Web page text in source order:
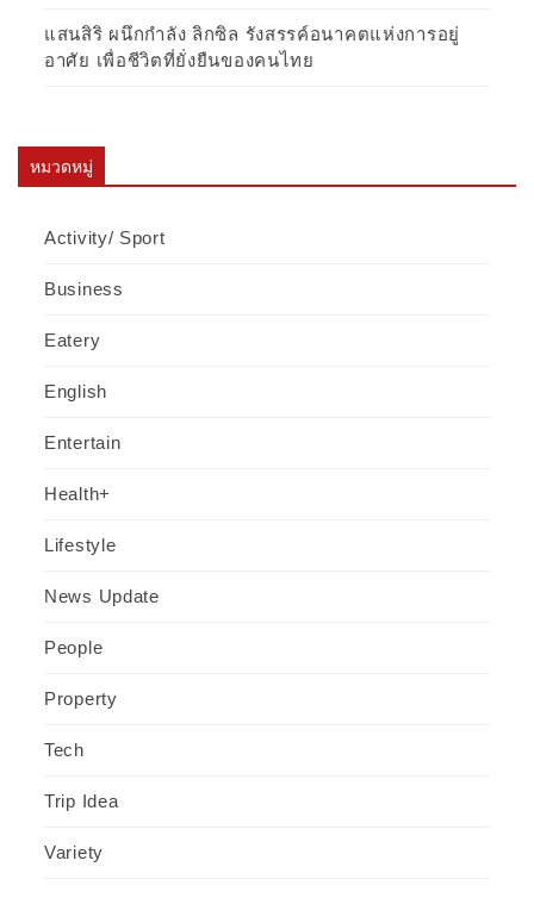
แสนสิริ ผนึกกำลัง ลิกซิล รังสรรค์อนาคตแห่งการอยู่
อาศัย เพื่อชีวิตที่ยั่งยืนของคนไทย
หมวดหมู่
Activity/ Sport
Business
Eatery
English
Entertain
Health+
Lifestyle
News Update
People
Property
Tech
Trip Idea
Variety